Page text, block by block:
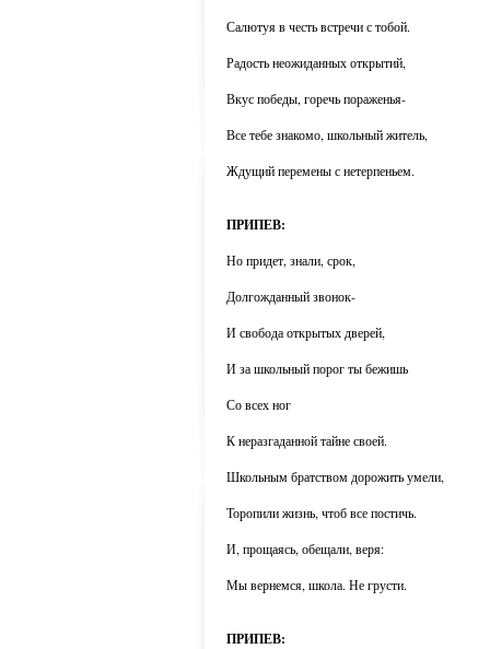
Салютуя в честь встречи с тобой.
Радость неожиданных открытий,
Вкус победы, горечь пораженья-
Все тебе знакомо, школьный житель,
Ждущий перемены с нетерпеньем.
ПРИПЕВ:
Но придет, знали, срок,
Долгожданный звонок-
И свобода открытых дверей,
И за школьный порог ты бежишь
Со всех ног
К неразгаданной тайне своей.
Школьным братством дорожить умели,
Торопили жизнь, чтоб все постичь.
И, прощаясь, обещали, веря:
Мы вернемся, школа. Не грусти.
ПРИПЕВ: